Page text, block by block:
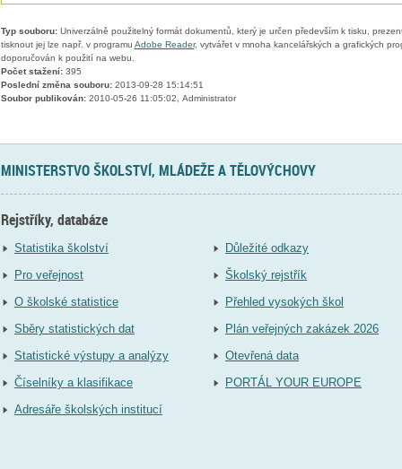
Typ souboru:Univerzálně použitelný formát dokumentů, který je určen především k tisku,
tisknout jej lze např. v programu Adobe Reader, vytvářet v mnoha kancelářských a grafických
doporučován k použití na webu.
Počet stažení:395
Poslední změna souboru:2013-09-28 15:14:51
Soubor publikován:2010-05-26 11:05:02, Administrator
MINISTERSTVO ŠKOLSTVÍ, MLÁDEŽE A TĚLOVÝCHOVY
Rejstříky, databáze
Statistika školství
Pro veřejnost
O školské statistice
Sběry statistických dat
Statistické výstupy a analýzy
Číselníky a klasifikace
Adresáře školských institucí
Důležité odkazy
Školský rejstřík
Přehled vysokých škol
Plán veřejných zakázek 2026
Otevřená data
PORTÁL YOUR EUROPE